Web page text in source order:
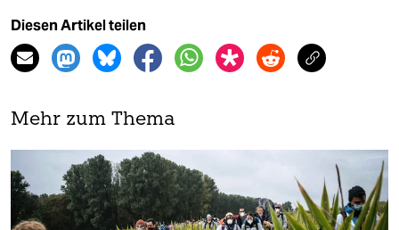
Diesen Artikel teilen
Mehr zum Thema